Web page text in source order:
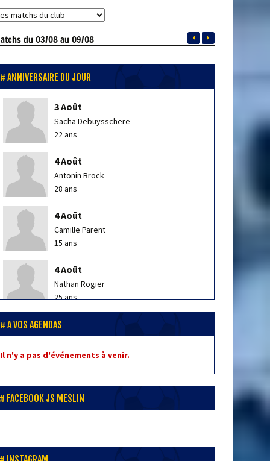
du 03/08 au 09/08
ANNIVERSAIRE DU JOUR
3 Août
Sacha Debuysschere
22 ans
4 Août
Antonin Brock
28 ans
4 Août
Camille Parent
15 ans
4 Août
Nathan Rogier
25 ans
4 Août
Ludovic Demunter
47 ans
5 Août
Charlotte Kazmierczak
10 ans
Anton Deneyer
A VOS AGENDAS
Il n'y a pas d'événements à venir.
FACEBOOK JS MESLIN